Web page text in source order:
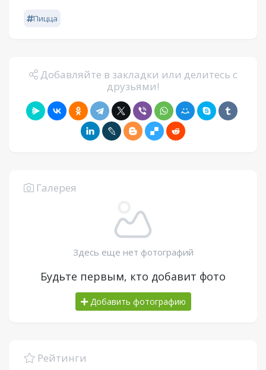
Пицца
Добавляйте в закладки или делитесь с
друзьями!
Галерея
Здесь еще нет фотографий
Будьте первым, кто добавит фото
Добавить фотографию
Рейтинги